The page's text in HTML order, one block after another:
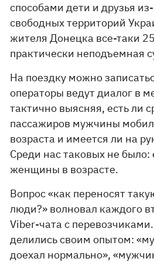
способами дети и друзья
свободных территорий
жителя Донецка все-таки
практически неподъемная
На поездку можно
операторы ведут диалог в
тактично выясняя, есть ли
пассажиров мужчины
возраста и имеется ли на
Среди нас таковых не было:
женщины в возрасте.
Вопрос «как переносят
люди?» волновал каждого
Viber-чата с
делились своим опытом:
доехал нормально»,